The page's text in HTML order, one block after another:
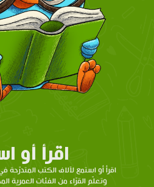
اقرأ أو
اقرأ أو استمع لآلاف الكتب
وتعلّم القرّاء من الفئات